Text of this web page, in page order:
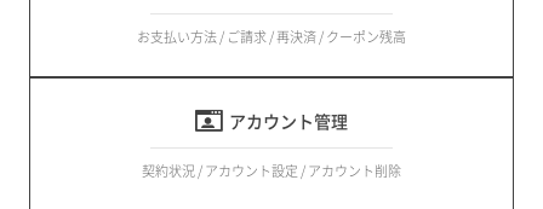
お支払い方法 / ご請求 / 再決済 / クーポン残高
アカウント管理
契約状況 / アカウント設定 / アカウント削除